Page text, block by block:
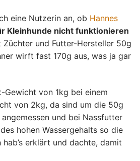
eine Nutzerin an, ob Hannes
Kleinhunde nicht funktionieren
Züchter und Futter-Hersteller 50g
wirft fast 170g aus, was ja gar
Gewicht von 1kg bei einem
von 2kg, da sind um die 50g
und bei Nassfutter
hohen Wassergehalts so die
erklärt und dachte, damit